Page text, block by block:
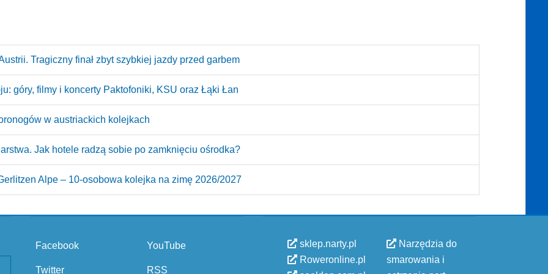
Tragiczny finał zbyt szybkiej jazdy przed garbem
góry, filmy i koncerty Paktofoniki, KSU oraz Łąki Łan
w austriackich kolejkach
Jak hotele radzą sobie po zamknięciu ośrodka?
Alpe – 10‑osobowa kolejka na zimę 2026/2027
Facebook
Twitter
YouTube
RSS
sklep.narty.pl
Roweronline.pl
Narzędzia do
smarowania i